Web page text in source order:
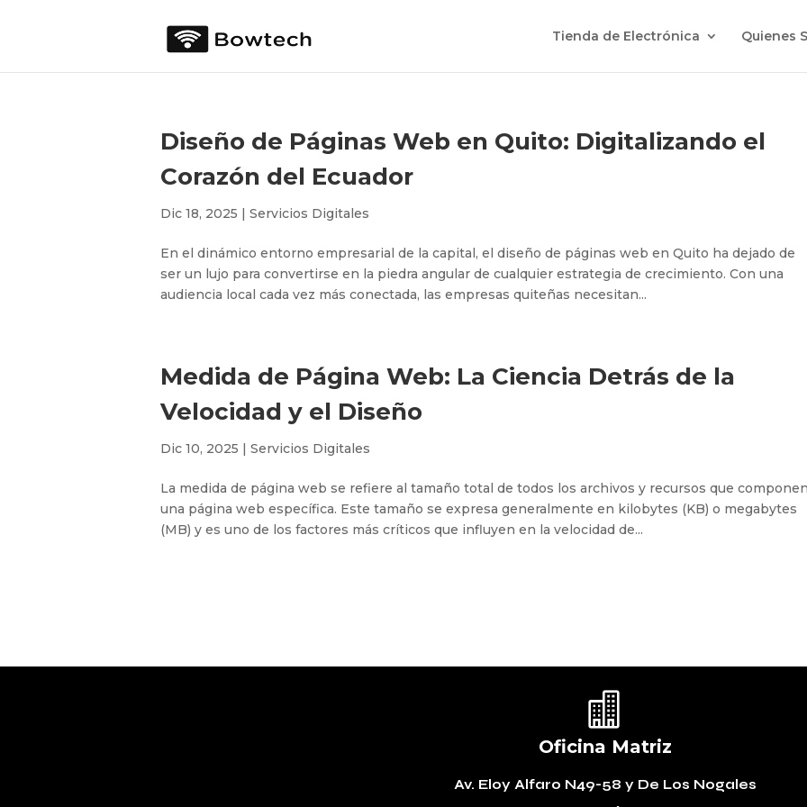
Tienda de Electrónica Quienes
Diseño de Páginas Web en Quito: Digitalizando el
Corazón del Ecuador
Dic 18, 2025 | Servicios Digitales
En el dinámico entorno empresarial de la capital, el diseño de páginas web en Quito ha dejado de
ser un lujo para convertirse en la piedra angular de cualquier estrategia de crecimiento. Con una
audiencia local cada vez más conectada, las empresas quiteñas necesitan...
Medida de Página Web: La Ciencia Detrás de la
Velocidad y el Diseño
Dic 10, 2025 | Servicios Digitales
La medida de página web se refiere al tamaño total de todos los archivos y recursos que
una página web específica. Este tamaño se expresa generalmente en kilobytes (KB) o megabytes
(MB) y es uno de los factores más críticos que influyen en la velocidad de...

Oficina Matriz
Av. Eloy Alfaro N49-58 y De Los Nogales